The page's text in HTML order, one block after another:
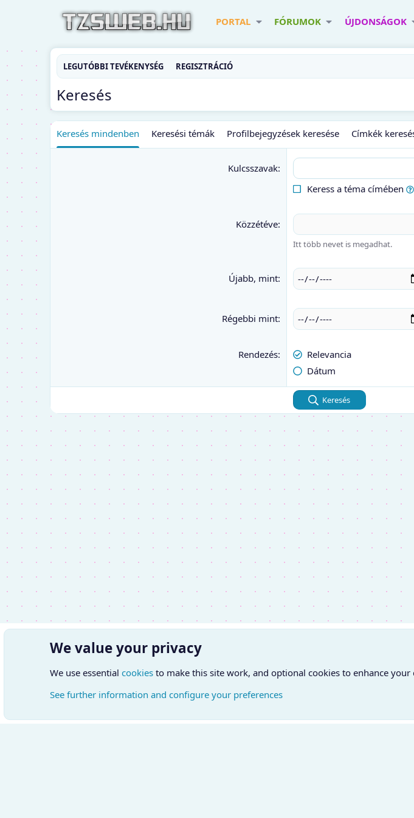
PORTAL FÓRUMOK ÚJDONSÁGOK
LEGUTÓBBI TEVÉKENYSÉG REGISZTRÁCIÓ
Keresés
Keresés mindenben Keresési témák Profilbejegyzések keresése Címkék
Kulcsszavak
Keress a téma címében
Közzétéve
Itt több nevet is megadhat.
Újabb, mint
Régebbi mint
Rendezés
Relevancia
Dátum
Keresés
Cookies Hungarian (HU) Kapcsolatfelvétel
We value your privacy
We use essential cookies to make this site work, and optional cookies to enhance your
See further information and configure your preferences